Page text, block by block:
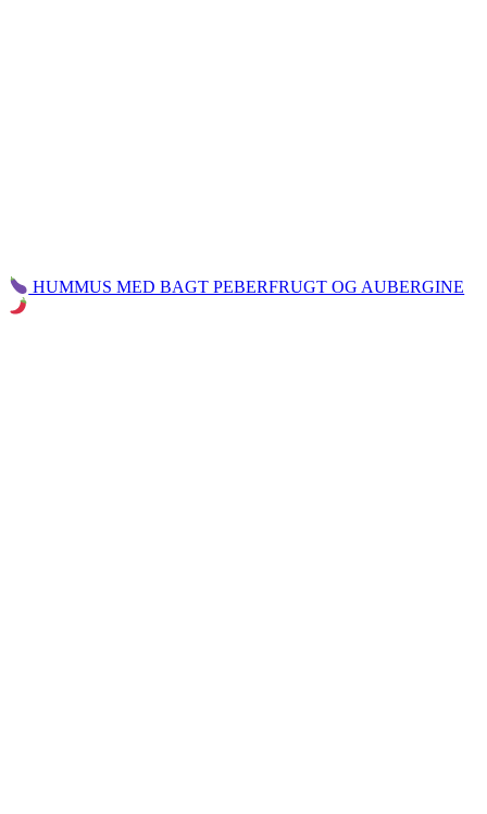
HUMMUS MED BAGT PEBERFRUGT OG AUBERGINE